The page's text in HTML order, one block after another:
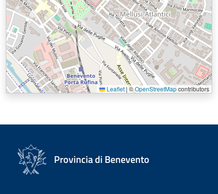
Leaflet |©OpenStreetMapcontributors
Provincia di Benevento